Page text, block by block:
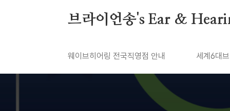
브라이언송's Ear &
웨이브히어링 전국직영점 안내 세계6대